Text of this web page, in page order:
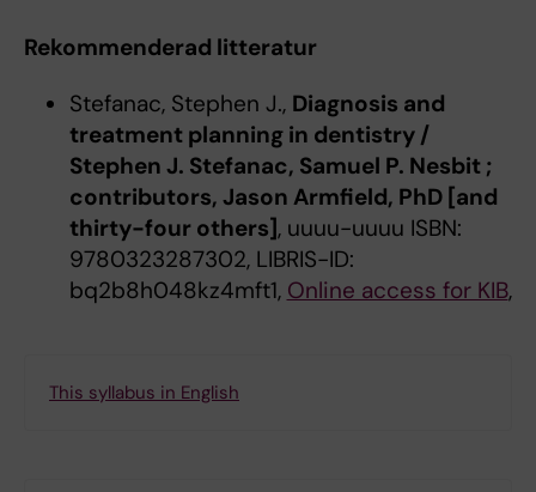
Rekommenderad litteratur
Stefanac, Stephen J., Diagnosis and
treatment planning in dentistry /
Stephen J. Stefanac, Samuel P. Nesbit ;
contributors, Jason Armfield, PhD [and
thirty-four others], uuuu-uuuu ISBN:
9780323287302, LIBRIS-ID:
bq2b8h048kz4mft1, Online access for KIB,
This syllabus in English